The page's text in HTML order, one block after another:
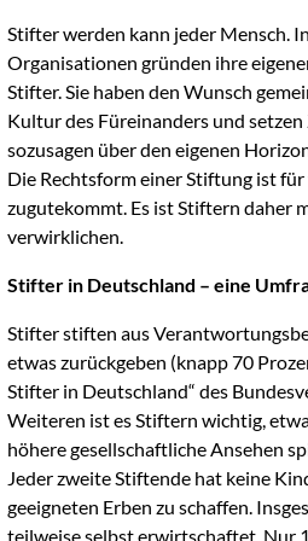
Stifter werden kann jeder Mensch.
Organisationen gründen ihre
Stifter. Sie haben den Wunsch
Kultur des Füreinanders und setzen
sozusagen über den eigenen
Die Rechtsform einer Stiftung ist für
zugutekommt. Es ist Stiftern daher
verwirklichen.
Stifter in Deutschland – eine
Stifter stiften aus
etwas zurückgeben (knapp 70
Stifter in Deutschland“ des
Weiteren ist es Stiftern wichtig,
höhere gesellschaftliche Ansehen
Jeder zweite Stiftende hat keine
geeigneten Erben zu schaffen.
teilweise selbst erwirtschaftet. Nur